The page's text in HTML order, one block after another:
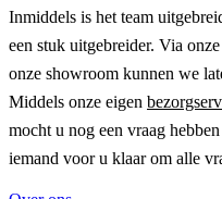
Inmiddels is het team
een stuk uitgebreider. Via
onze showroom kunnen we
Middels onze eigen
mocht u nog een vraag
iemand voor u klaar om alle